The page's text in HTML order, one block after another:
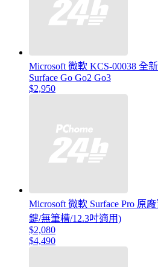
Microsoft 微軟 KCS-00038 全
Surface Go Go2 Go3
$2,950
Microsoft 微軟 Surface Pro 原
鍵/無筆槽/12.3吋適用)
$2,080
$4,490